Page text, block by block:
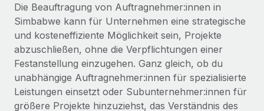
DIENSTLEISTUNGEN
Frag unsere Expert:innen
Hilfe von Expert:innen für globale HR & Compliance
Background-Checks
Einfacheres Bewerber:innen-Screening
Compliance Watchtower
Remote Build
Demnächst verfügbar
Beratung zu Integrationen und KI-Automatisierung
FALLSTUDIEN
So hat der KI-Vorreiter Weaviate sein Team mit
Remote um 120 % vergrößert
Informationen zu Gehältern und Qualifikationen
Insights Center
Hol dir Unterstützung
Alle Ressourcen anzeigen
Die Beauftragung von Auftragnehmer:innen in
Simbabwe kann für Unternehmen eine strategische
und kosteneffiziente Möglichkeit sein, Projekte
abzuschließen, ohne die Verpflichtungen einer
Festanstellung einzugehen. Ganz gleich, ob du
unabhängige Auftragnehmer:innen für spezialisierte
Leistungen einsetzt oder Subunternehmer:innen für
größere Projekte hinzuziehst, das Verständnis des